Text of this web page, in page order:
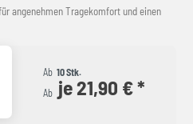
angenehmen Tragekomfort und einen
Ab 10 Stk.
Ab je 21,90 € *